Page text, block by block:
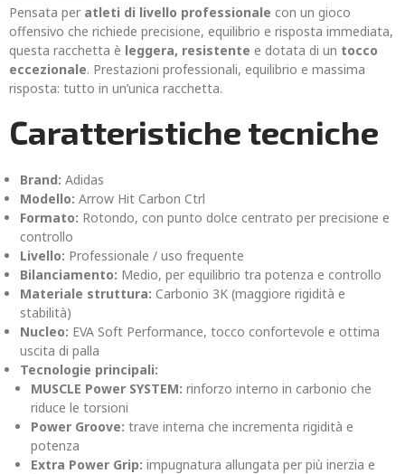
Pensata per atleti di livello professionale con un gioco
offensivo che richiede precisione, equilibrio e risposta immediata,
questa racchetta è leggera, resistente e dotata di un tocco
eccezionale. Prestazioni professionali, equilibrio e massima
risposta: tutto in un’unica racchetta.
Caratteristiche tecniche
Brand: Adidas
Modello: Arrow Hit Carbon Ctrl
Formato: Rotondo, con punto dolce centrato per precisione e
controllo
Livello: Professionale / uso frequente
Bilanciamento: Medio, per equilibrio tra potenza e controllo
Materiale struttura: Carbonio 3K (maggiore rigidità e
stabilità)
Nucleo: EVA Soft Performance, tocco confortevole e ottima
uscita di palla
Tecnologie principali:
MUSCLE Power SYSTEM: rinforzo interno in carbonio che
riduce le torsioni
Power Groove: trave interna che incrementa rigidità e
potenza
Extra Power Grip: impugnatura allungata per più inerzia e